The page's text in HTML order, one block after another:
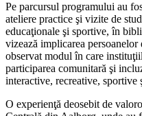
Pe parcursul programului au
ateliere practice şi vizite de
educaţionale şi sportive, în
vizează implicarea
observat modul în care
participarea comunitară şi
interactive, recreative, sportive
O experienţă deosebit de